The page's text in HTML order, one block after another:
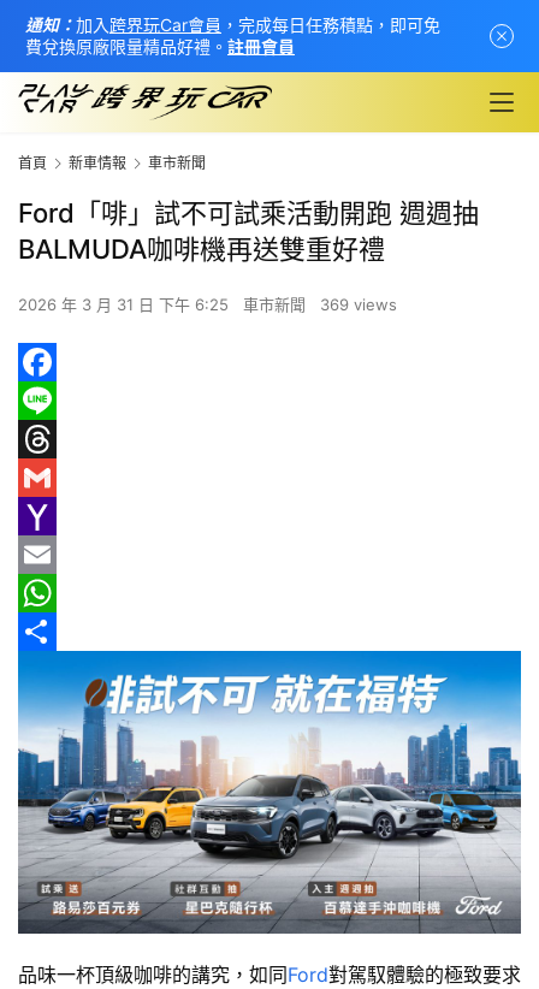
首
頁
新
車
情
報
車
輛
空
間
實
測
汽
車
機
首頁 新車情報 車市新聞
Ford「啡」試不可試乘活動開跑 週週抽
BALMUDA咖啡機再送雙重好禮
2026 年 3 月 31 日 下午 6:25 車市新聞 369 views
F
a
c
b
o
o
L
e
T
r
e
a
s
G
m
a
Y
a
h
o
M
a
l
E
m
i
l
W
a
t
s
A
p
p
享
品味一杯頂級咖啡的講究，如同Ford對駕馭體驗的極致要求
通知：加入 跨界玩Car會員 ，完成每日任務積點，即可免
費兌換原廠限量精品好禮。 註冊會員